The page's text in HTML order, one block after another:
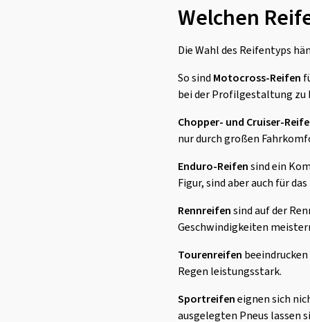
Welchen
Die Wahl des Reifentyps
So sind Motocross-Reifen
bei der Profilgestaltung zu
Chopper- und Cruiser-
nur durch großen
Enduro-Reifensind ein
Figur, sind aber auch für
Rennreifensind auf der
Geschwindigkeiten
Tourenreifen
Regen leistungsstark.
Sportreifeneignen sich
ausgelegten Pneus lassen